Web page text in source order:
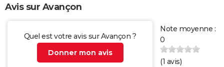
Avis sur Avançon
Quel est votre avis sur Avançon ?
Donner mon avis
Note moyenne :
0
(1 avis)